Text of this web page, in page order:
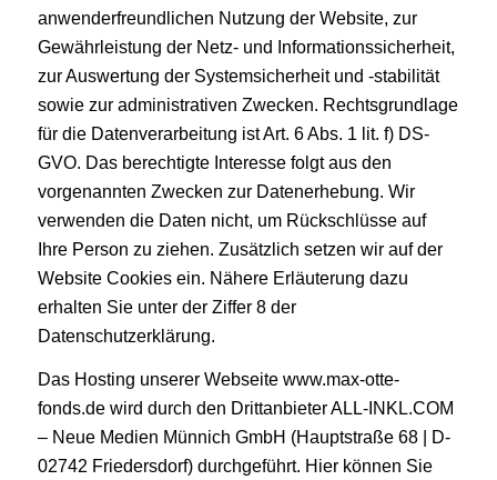
anwenderfreundlichen Nutzung der Website, zur
Gewährleistung der Netz- und Informationssicherheit,
zur Auswertung der Systemsicherheit und -stabilität
sowie zur administrativen Zwecken. Rechtsgrundlage
für die Datenverarbeitung ist Art. 6 Abs. 1 lit. f) DS-
GVO. Das berechtigte Interesse folgt aus den
vorgenannten Zwecken zur Datenerhebung. Wir
verwenden die Daten nicht, um Rückschlüsse auf
Ihre Person zu ziehen. Zusätzlich setzen wir auf der
Website Cookies ein. Nähere Erläuterung dazu
erhalten Sie unter der Ziffer 8 der
Datenschutzerklärung.
Das Hosting unserer Webseite www.max-otte-
fonds.de wird durch den Drittanbieter ALL-INKL.COM
– Neue Medien Münnich GmbH (Hauptstraße 68 | D-
02742 Friedersdorf) durchgeführt. Hier können Sie